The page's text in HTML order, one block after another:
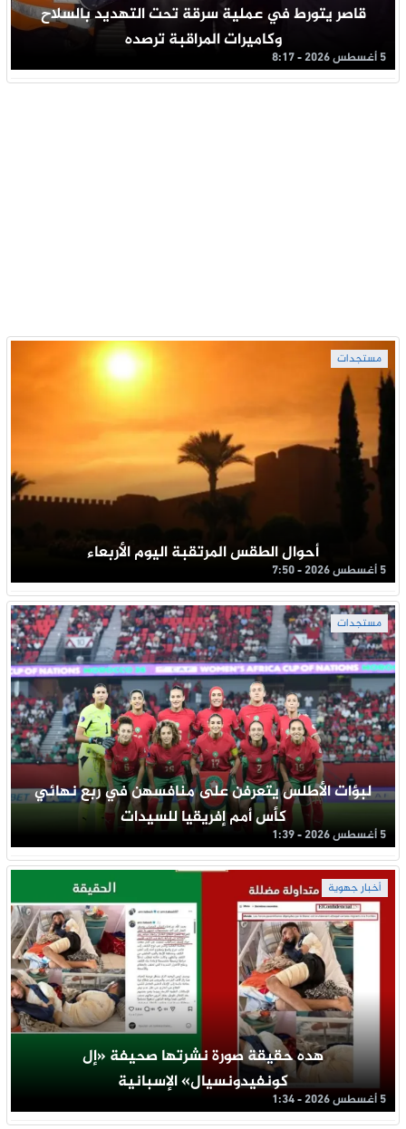
قاصر يتورط في عملية سرقة تحت التهديد بالسلاح
وكاميرات المراقبة ترصده
5 أغسطس 2026 - 8:17
مستجدات
أحوال الطقس المرتقبة اليوم الأربعاء
5 أغسطس 2026 - 7:50
مستجدات
لبؤات الأطلس يتعرفن على منافسهن في ربع نهائي
كأس أمم إفريقيا للسيدات
5 أغسطس 2026 - 1:39
أخبار جهوية
هده حقيقة صورة نشرتها صحيفة «إل
كونفيدونسيال» الإسبانية
5 أغسطس 2026 - 1:34